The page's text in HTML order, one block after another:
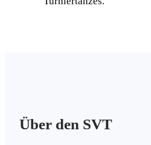
Über den SVT